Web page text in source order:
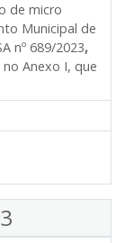
de micro
Municipal de
nº 689/2023,
Anexo I, que